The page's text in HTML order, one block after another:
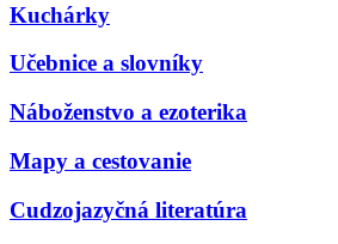
Kuchárky
Učebnice a slovníky
Náboženstvo a ezoterika
Mapy a cestovanie
Cudzojazyčná literatúra